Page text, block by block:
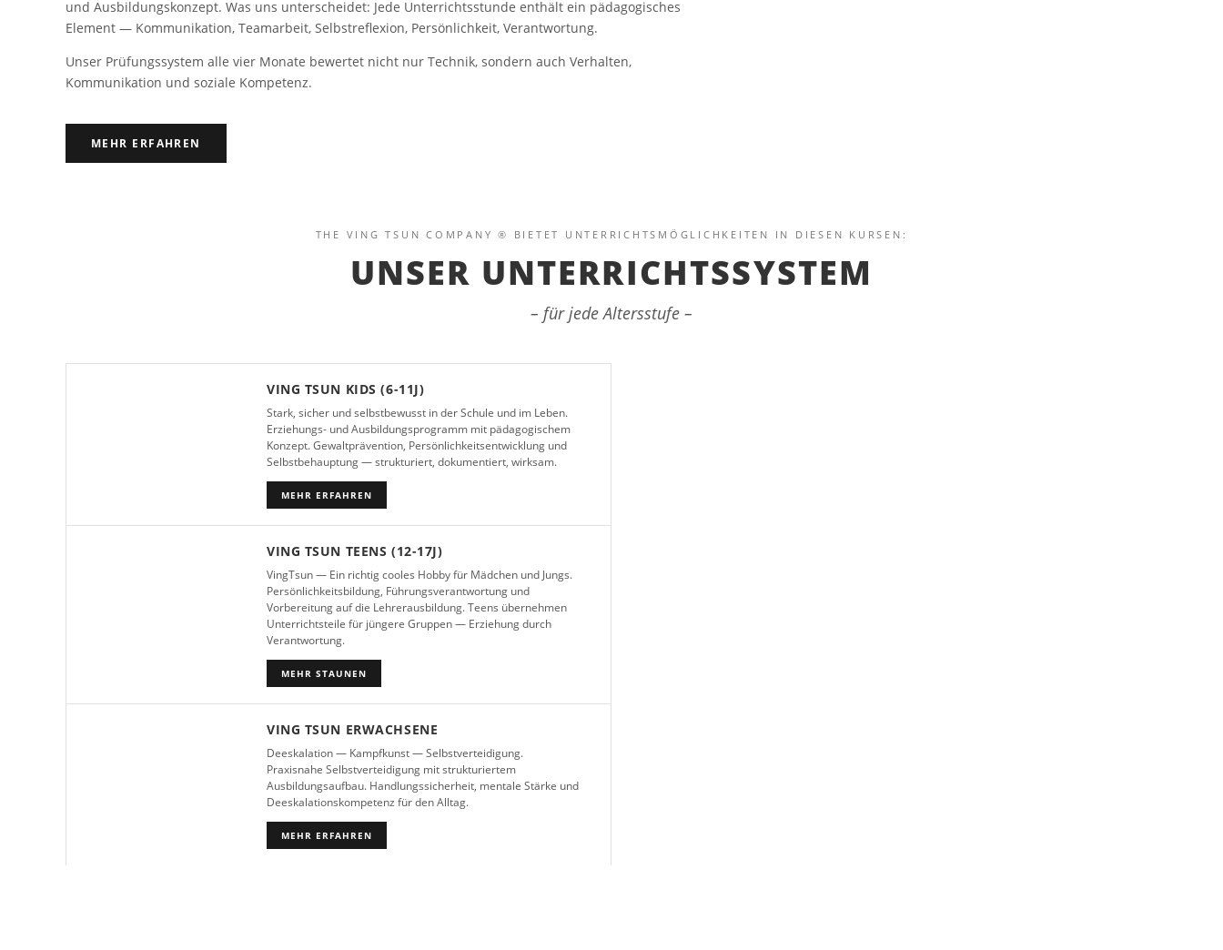
und Ausbildungskonzept. Was uns unterscheidet: Jede Unterrichtsstunde enthält ein pädagogisches
Element — Kommunikation, Teamarbeit, Selbstreflexion, Persönlichkeit, Verantwortung.
Unser Prüfungssystem alle vier Monate bewertet nicht nur Technik, sondern auch Verhalten,
Kommunikation und soziale Kompetenz.
MEHR ERFAHREN
THE VING TSUN COMPANY ® BIETET UNTERRICHTSMÖGLICHKEITEN IN DIESEN KURSEN:
UNSER UNTERRICHTSSYSTEM
– für jede Altersstufe –
VING TSUN KIDS (6-11J)
Stark, sicher und selbstbewusst in der Schule und im Leben.
Erziehungs- und Ausbildungsprogramm mit pädagogischem
Konzept. Gewaltprävention, Persönlichkeitsentwicklung und
Selbstbehauptung — strukturiert, dokumentiert, wirksam.
MEHR ERFAHREN
VING TSUN TEENS (12-17J)
VingTsun — Ein richtig cooles Hobby für Mädchen und Jungs.
Persönlichkeitsbildung, Führungsverantwortung und
Vorbereitung auf die Lehrerausbildung. Teens übernehmen
Unterrichtsteile für jüngere Gruppen — Erziehung durch
Verantwortung.
MEHR STAUNEN
VING TSUN ERWACHSENE
Deeskalation — Kampfkunst — Selbstverteidigung.
Praxisnahe Selbstverteidigung mit strukturiertem
Ausbildungsaufbau. Handlungssicherheit, mentale Stärke und
Deeskalationskompetenz für den Alltag.
MEHR ERFAHREN